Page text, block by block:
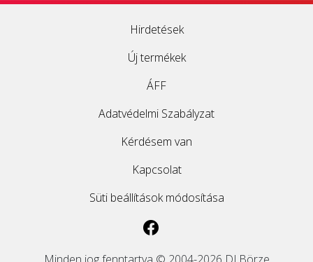
Hirdetések
Új termékek
ÁFF
Adatvédelmi Szabályzat
Kérdésem van
Kapcsolat
Süti beállítások módosítása
Minden jog fenntartva © 2004-2026 DJ Börze